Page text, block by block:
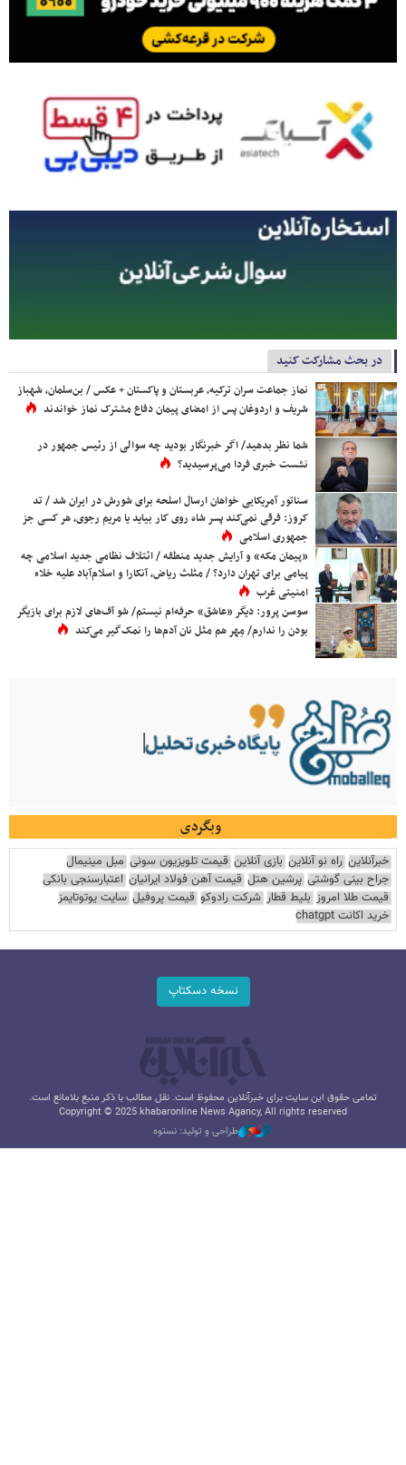
در بحث مشارکت کنید
نماز جماعت سران ترکیه، عربستان و پاکستان + عکس / بن‌سلمان، شهباز
شریف و اردوغان پس از امضای پیمان دفاع مشترک نماز خواندند
شما نظر بدهید/ اگر خبرنگار بودید چه سوالی از رئیس جمهور در
نشست خبری فردا می‌پرسیدید؟
سناتور آمریکایی خواهان ارسال اسلحه برای شورش در ایران شد / تد
کروز: فرقی نمی‌کند پسر شاه روی کار بیاید یا مریم رجوی، هر کسی جز
جمهوری اسلامی
«پیمان مکه» و آرایش جدید منطقه / ائتلاف نظامی جدید اسلامی چه
پیامی برای تهران دارد؟ / مثلث ریاض، آنکارا و اسلام‌آباد علیه خلاء
امنیتی غرب
سوسن پرور: دیگر «عاشق» حرفه‌ام نیستم/ شو آف‌های لازم برای بازیگر
بودن را ندارم/ مِهر هم مثل نان آدم‌ها را نمک‌گیر می‌کند
وبگردی
خبرآنلاین راه نو آنلاین بازی آنلاین قیمت تلویزیون سونی مبل مینیمال
جراح بینی گوشتی پرشین هتل قیمت آهن فولاد ایرانیان اعتبارسنجی بانکی
قیمت طلا امروز بلیط قطار شرکت رادوکو قیمت پروفیل سایت یوتوتایمز
خرید اکانت chatgpt
نسخه دسکتاپ
تمامی حقوق این سایت برای خبرآنلاین محفوظ است. نقل مطالب با ذکر منبع بلامانع است.
Copyright © 2025 khabaronline News Agancy, All rights reserved
طراحی و تولید: نستوه